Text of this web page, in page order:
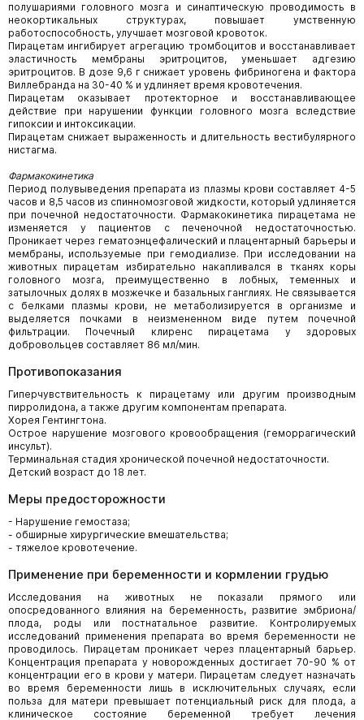
полушариями головного мозга и синаптическую проводимость в
неокортикальных структурах, повышает умственную
работоспособность, улучшает мозговой кровоток.
Пирацетам ингибирует агрегацию тромбоцитов и восстанавливает
эластичность мембраны эритроцитов, уменьшает адгезию
эритроцитов. В дозе 9,6 г снижает уровень фибриногена и фактора
Виллебранда на 30-40 % и удлиняет время кровотечения.
Пирацетам оказывает протекторное и восстанавливающее
действие при нарушении функции головного мозга вследствие
гипоксии и интоксикации.
Пирацетам снижает выраженность и длительность вестибулярного
нистагма.
Фармакокинетика
Период полувыведения препарата из плазмы крови составляет 4-5
часов и 8,5 часов из спинномозговой жидкости, который удлиняется
при почечной недостаточности. Фармакокинетика пирацетама не
изменяется у пациентов с печеночной недостаточностью.
Проникает через гематоэнцефалический и плацентарный барьеры и
мембраны, используемые при гемодиализе. При исследовании на
животных пирацетам избирательно накапливался в тканях коры
головного мозга, преимущественно в лобных, теменных и
затылочных долях в мозжечке и базальных ганглиях. Не связывается
с белками плазмы крови, не метаболизируется в организме и
выделяется почками в неизмененном виде путем почечной
фильтрации. Почечный клиренс пирацетама у здоровых
добровольцев составляет 86 мл/мин.
Противопоказания
Гиперчувствительность к пирацетаму или другим производным
пирролидона, а также другим компонентам препарата.
Хорея Гентингтона.
Острое нарушение мозгового кровообращения (геморрагический
инсульт).
Терминальная стадия хронической почечной недостаточности.
Детский возраст до 18 лет.
Меры предосторожности
- Нарушение гемостаза;
- обширные хирургические вмешательства;
- тяжелое кровотечение.
Применение при беременности и кормлении грудью
Исследования на животных не показали прямого или
опосредованного влияния на беременность, развитие эмбриона/
плода, роды или постнатальное развитие. Контролируемых
исследований применения препарата во время беременности не
проводилось. Пирацетам проникает через плацентарный барьер.
Концентрация препарата у новорожденных достигает 70-90 % от
концентрации его в крови у матери. Пирацетам следует назначать
во время беременности лишь в исключительных случаях, если
польза для матери превышает потенциальный риск для плода, а
клиническое состояние беременной требует лечения